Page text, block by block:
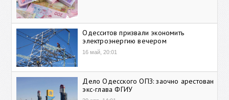
Одесситов призвали экономить
электроэнергию вечером
16 май, 20:01
Дело Одесского ОПЗ: заочно арестован
экс-глава ФГИУ